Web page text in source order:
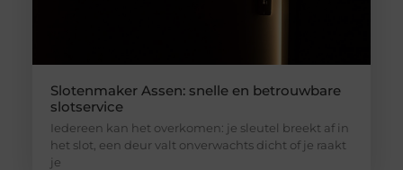
Slotenmaker Assen: snelle en betrouwbare
slotservice
Iedereen kan het overkomen: je sleutel breekt af in
het slot, een deur valt onverwachts dicht of je raakt
je